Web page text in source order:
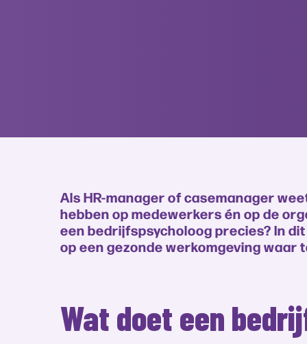
Als HR-manager of casemanager
hebben op medewerkers én op de
een bedrijfspsycholoog precies? In
op een gezonde werkomgeving waar
Wat doet een